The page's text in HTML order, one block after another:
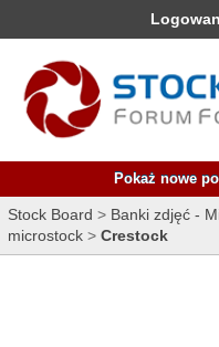
Pokaż nowe
Stock Board > Banki zdjęć -
microstock > Crestock